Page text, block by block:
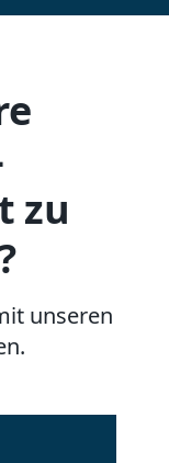
zu
unseren